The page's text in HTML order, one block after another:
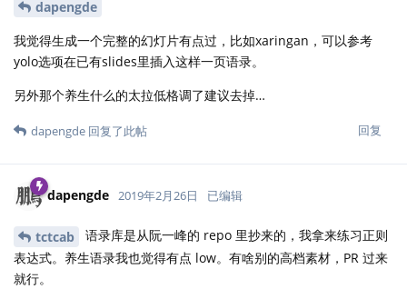
dapengde
我觉得生成一个完整的幻灯片有点过，比如xaringan，可以参考
yolo选项在已有slides里插入这样一页语录。
另外那个养生什么的太拉低格调了建议去掉…
回复
dapengde 回复了此帖
dapengde 2019年2月26日 已编辑
tctcab
语录库是从阮一峰的 repo 里抄来的，我拿来练习正则
表达式。养生语录我也觉得有点 low。有啥别的高档素材，PR 过来
就行。